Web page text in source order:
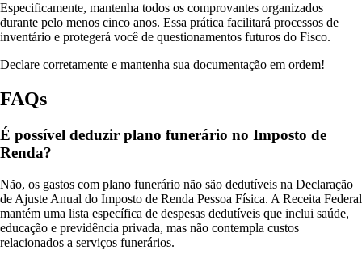
Especificamente, mantenha todos os comprovantes organizados
durante pelo menos cinco anos. Essa prática facilitará processos de
inventário e protegerá você de questionamentos futuros do Fisco.
Declare corretamente e mantenha sua documentação em ordem!
FAQs
É possível deduzir plano funerário no Imposto de
Renda?
Não, os gastos com plano funerário não são dedutíveis na Declaração
de Ajuste Anual do Imposto de Renda Pessoa Física. A Receita Federal
mantém uma lista específica de despesas dedutíveis que inclui saúde,
educação e previdência privada, mas não contempla custos
relacionados a serviços funerários.